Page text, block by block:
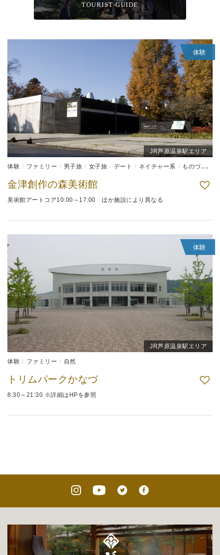
TOURIST-GUIDE
体験
JR芦原温泉駅エリア
体験 ファミリー 男子旅 女子旅 デート ネイチャー系 ものづくり体験
金津創作の森美術館
美術館アートコア10:00～17:00 ほか施設により異なる
体験
JR芦原温泉駅エリア
体験 ファミリー 自然
トリムパークかなづ
8:30～21:30 ※詳細はHPを参照